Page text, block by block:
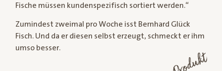
Fische müssen kundenspezifisch sortiert werden.“
Zumindest zweimal pro Woche isst Bernhard Glück
Fisch. Und da er diesen selbst erzeugt, schmeckt er ihm
umso besser.